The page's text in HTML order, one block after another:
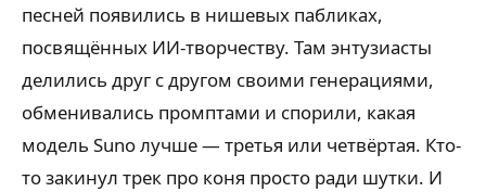
песней появились в нишевых пабликах,
посвящённых ИИ-творчеству. Там энтузиасты
делились друг с другом своими генерациями,
обменивались промптами и спорили, какая
модель Suno лучше — третья или четвёртая. Кто-
то закинул трек про коня просто ради шутки. И